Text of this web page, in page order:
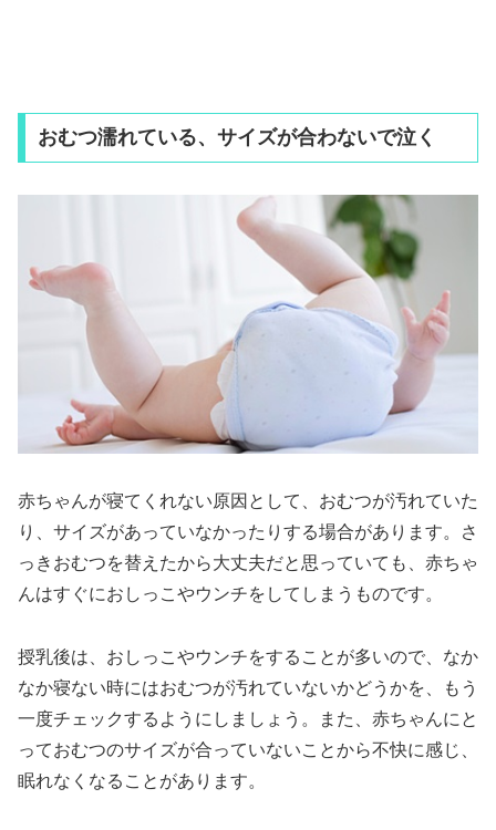
おむつ濡れている、サイズが合わないで泣く
赤ちゃんが寝てくれない原因として、おむつが汚れていた
り、サイズがあっていなかったりする場合があります。さ
っきおむつを替えたから大丈夫だと思っていても、赤ちゃ
んはすぐにおしっこやウンチをしてしまうものです。
授乳後は、おしっこやウンチをすることが多いので、なか
なか寝ない時にはおむつが汚れていないかどうかを、もう
一度チェックするようにしましょう。また、赤ちゃんにと
っておむつのサイズが合っていないことから不快に感じ、
眠れなくなることがあります。